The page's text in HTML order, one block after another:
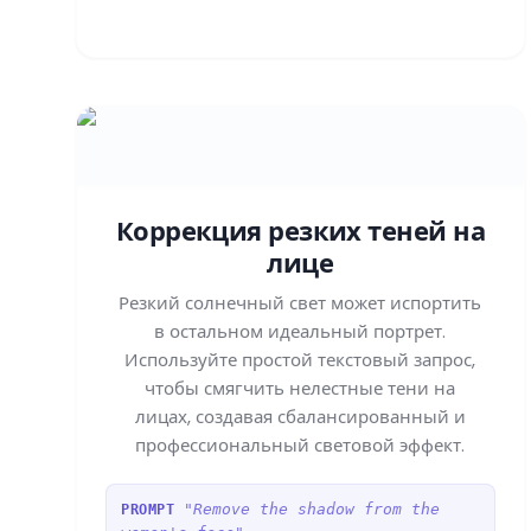
Коррекция резких теней на
лице
Резкий солнечный свет может испортить
в остальном идеальный портрет.
Используйте простой текстовый запрос,
чтобы смягчить нелестные тени на
лицах, создавая сбалансированный и
профессиональный световой эффект.
PROMPT
"Remove the shadow from the